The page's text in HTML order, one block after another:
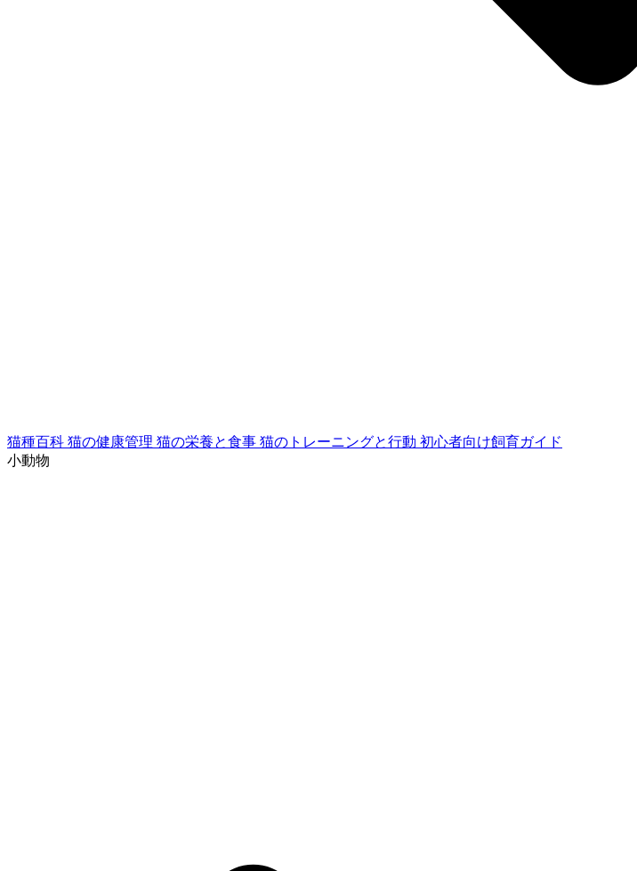
猫種百科 猫の健康管理 猫の栄養と食事 猫のトレーニングと行動 初心者向け飼育ガイド
小動物